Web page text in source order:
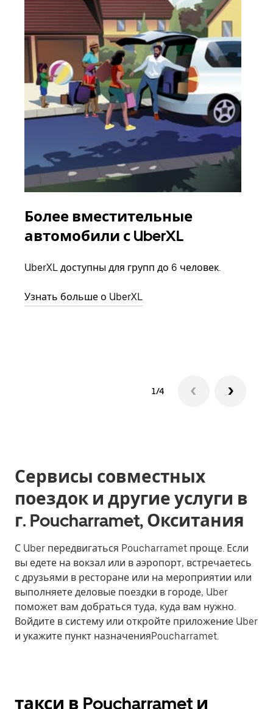
Более вместительные
автомобили с UberXL
UberXL доступны для групп до 6 человек.
Узнать больше о UberXL
1/4
Сервисы совместных
поездок и другие услуги в
г. Poucharramet, Окситания
С Uber передвигаться Poucharramet проще. Если
вы едете на вокзал или в аэропорт, встречаетесь
с друзьями в ресторане или на мероприятии или
выполняете деловые поездки в городе, Uber
поможет вам добраться туда, куда вам нужно.
Войдите в систему или откройте приложение Uber
и укажите пункт назначенияPoucharramet.
такси в Poucharramet и